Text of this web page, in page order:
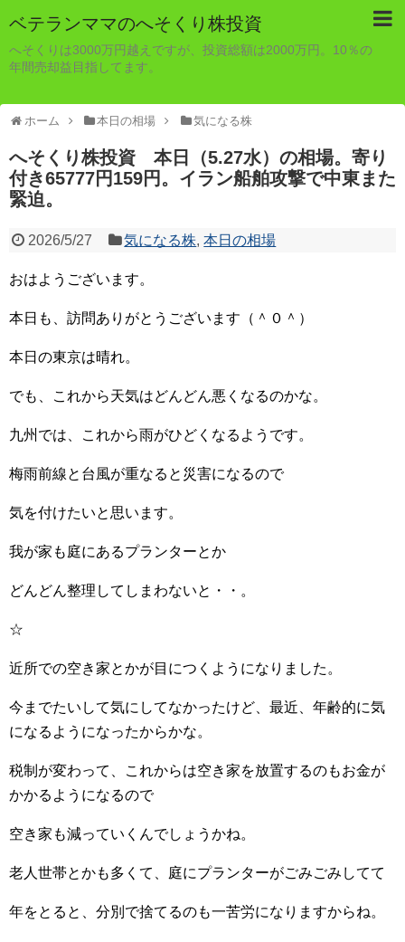
ベテランママのへそくり株投資
へそくりは3000万円越えですが、投資総額は2000万円。10％の
年間売却益目指してます。
ホーム 本日の相場 気になる株
へそくり株投資 本日（5.27水）の相場。寄り
付き65777円159円。イラン船舶攻撃で中東また
緊迫。
2026/5/27 気になる株,本日の相場
おはようございます。
本日も、訪問ありがとうございます（＾０＾）
本日の東京は晴れ。
でも、これから天気はどんどん悪くなるのかな。
九州では、これから雨がひどくなるようです。
梅雨前線と台風が重なると災害になるので
気を付けたいと思います。
我が家も庭にあるプランターとか
どんどん整理してしまわないと・・。
☆
近所での空き家とかが目につくようになりました。
今までたいして気にしてなかったけど、最近、年齢的に気
になるようになったからかな。
税制が変わって、これからは空き家を放置するのもお金が
かかるようになるので
空き家も減っていくんでしょうかね。
老人世帯とかも多くて、庭にプランターがごみごみしてて
年をとると、分別で捨てるのも一苦労になりますからね。